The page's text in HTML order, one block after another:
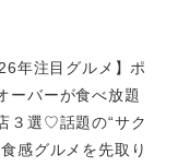
年注目グルメ】ポ
ーバーが食べ放題
３選♡話題の“サク
感グルメを先取り